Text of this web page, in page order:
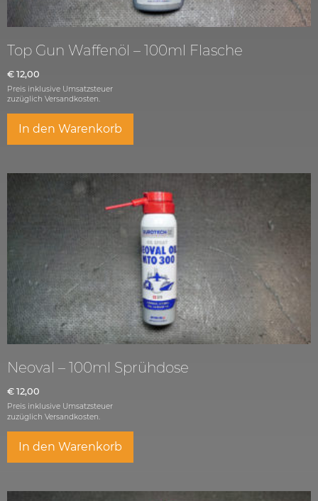
Top Gun Waffenöl – 100ml Flasche
€ 12,00
Preis inklusive Umsatzsteuer
zuzüglich Versandkosten.
In den Warenkorb
Neoval – 100ml Sprühdose
€ 12,00
Preis inklusive Umsatzsteuer
zuzüglich Versandkosten.
In den Warenkorb